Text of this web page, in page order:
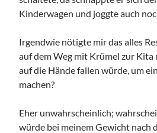
Kinderwagen und joggte auch
Irgendwie nötigte mir das alles
auf dem Weg mit Krümel zur Kita
auf die Hände fallen würde, um
machen?
Eher unwahrscheinlich;
würde bei meinem Gewicht nach